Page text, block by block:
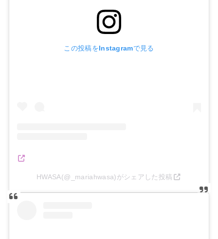
この投稿をInstagramで見る
HWASA(@_mariahwasa)がシェアした投稿